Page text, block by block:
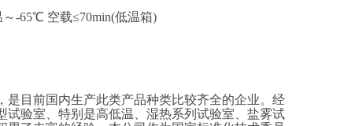
～-65℃ 空载≤70min(低温箱)
目前国内生产此类产品种类比较齐全的企业。经
验室、特别是高低温、湿热系列试验室、盐雾试